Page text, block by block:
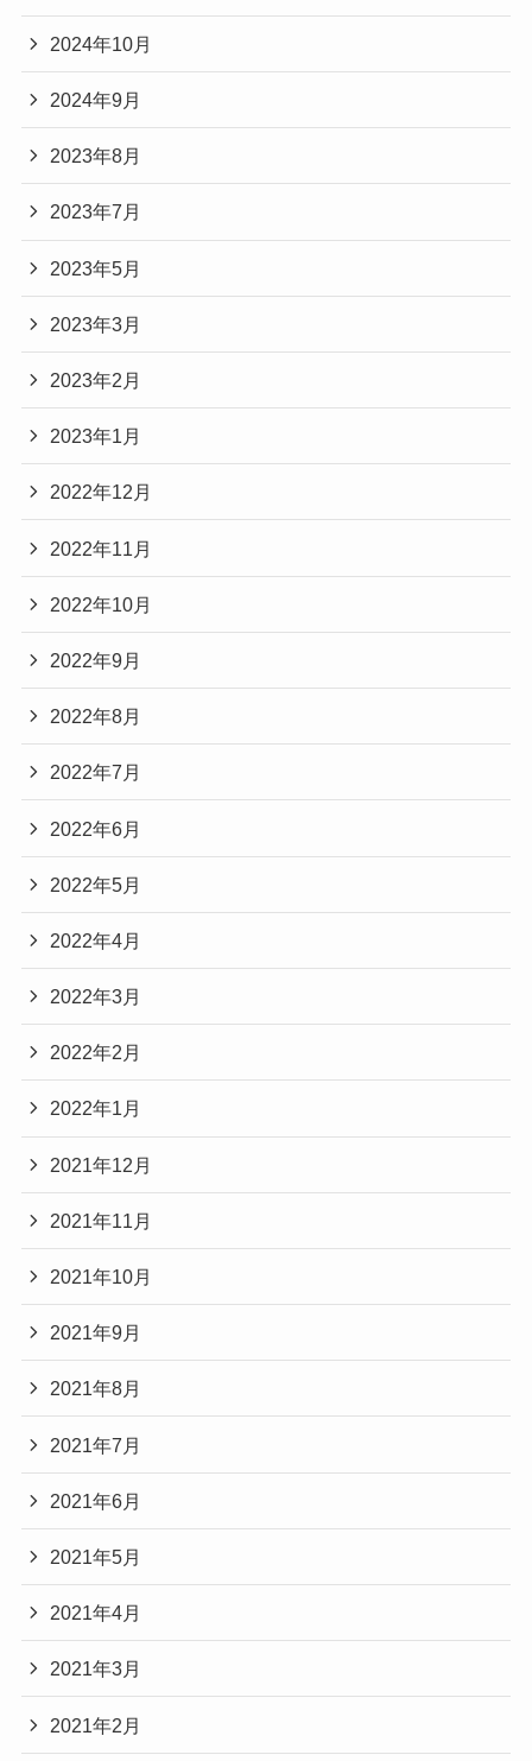
2024年10月
2024年9月
2023年8月
2023年7月
2023年5月
2023年3月
2023年2月
2023年1月
2022年12月
2022年11月
2022年10月
2022年9月
2022年8月
2022年7月
2022年6月
2022年5月
2022年4月
2022年3月
2022年2月
2022年1月
2021年12月
2021年11月
2021年10月
2021年9月
2021年8月
2021年7月
2021年6月
2021年5月
2021年4月
2021年3月
2021年2月